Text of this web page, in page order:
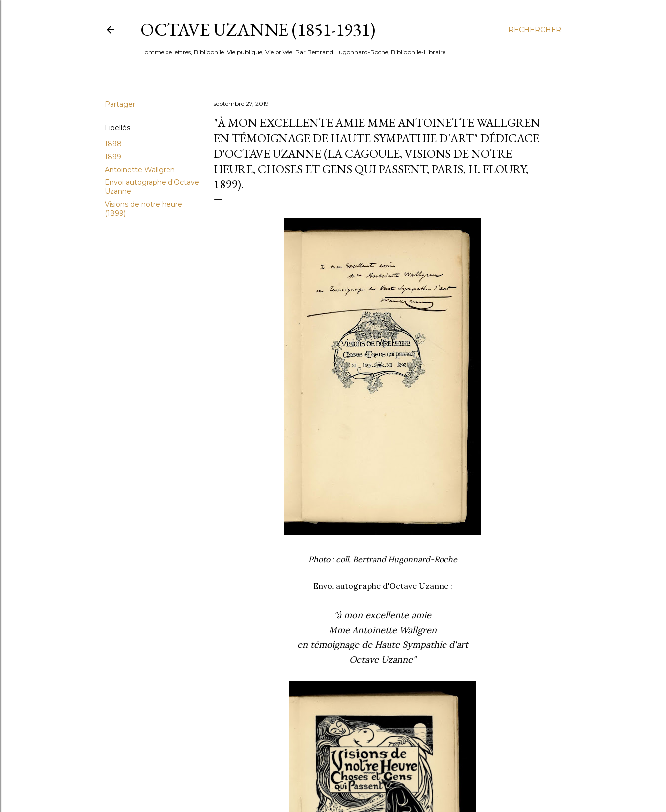
RECHERCHER
OCTAVE UZANNE (1851-1931)
Homme de lettres, Bibliophile. Vie publique, Vie privée. Par Bertrand Hugonnard-Roche, Bibliophile-Libraire
Partager
Libellés
1898
1899
Antoinette Wallgren
Envoi autographe d'Octave
Uzanne
Visions de notre heure
(1899)
septembre 27, 2019
"À MON EXCELLENTE AMIE MME ANTOINETTE WALLGREN
EN TÉMOIGNAGE DE HAUTE SYMPATHIE D'ART" DÉDICACE
D'OCTAVE UZANNE (LA CAGOULE, VISIONS DE NOTRE
HEURE, CHOSES ET GENS QUI PASSENT, PARIS, H. FLOURY,
1899).
Photo : coll. Bertrand Hugonnard-Roche
Envoi autographe d'Octave Uzanne :
"à mon excellente amie
Mme Antoinette Wallgren
en témoignage de Haute Sympathie d'art
Octave Uzanne"